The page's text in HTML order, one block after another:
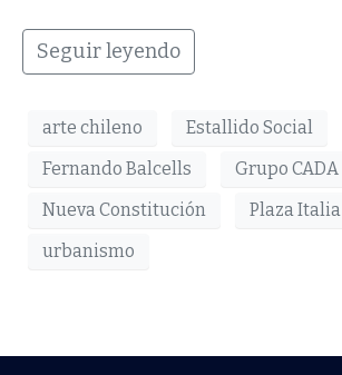
Seguir leyendo
arte chileno
Estallido Social
Fernando Balcells
Grupo CADA
Nueva Constitución
Plaza Italia
urbanismo